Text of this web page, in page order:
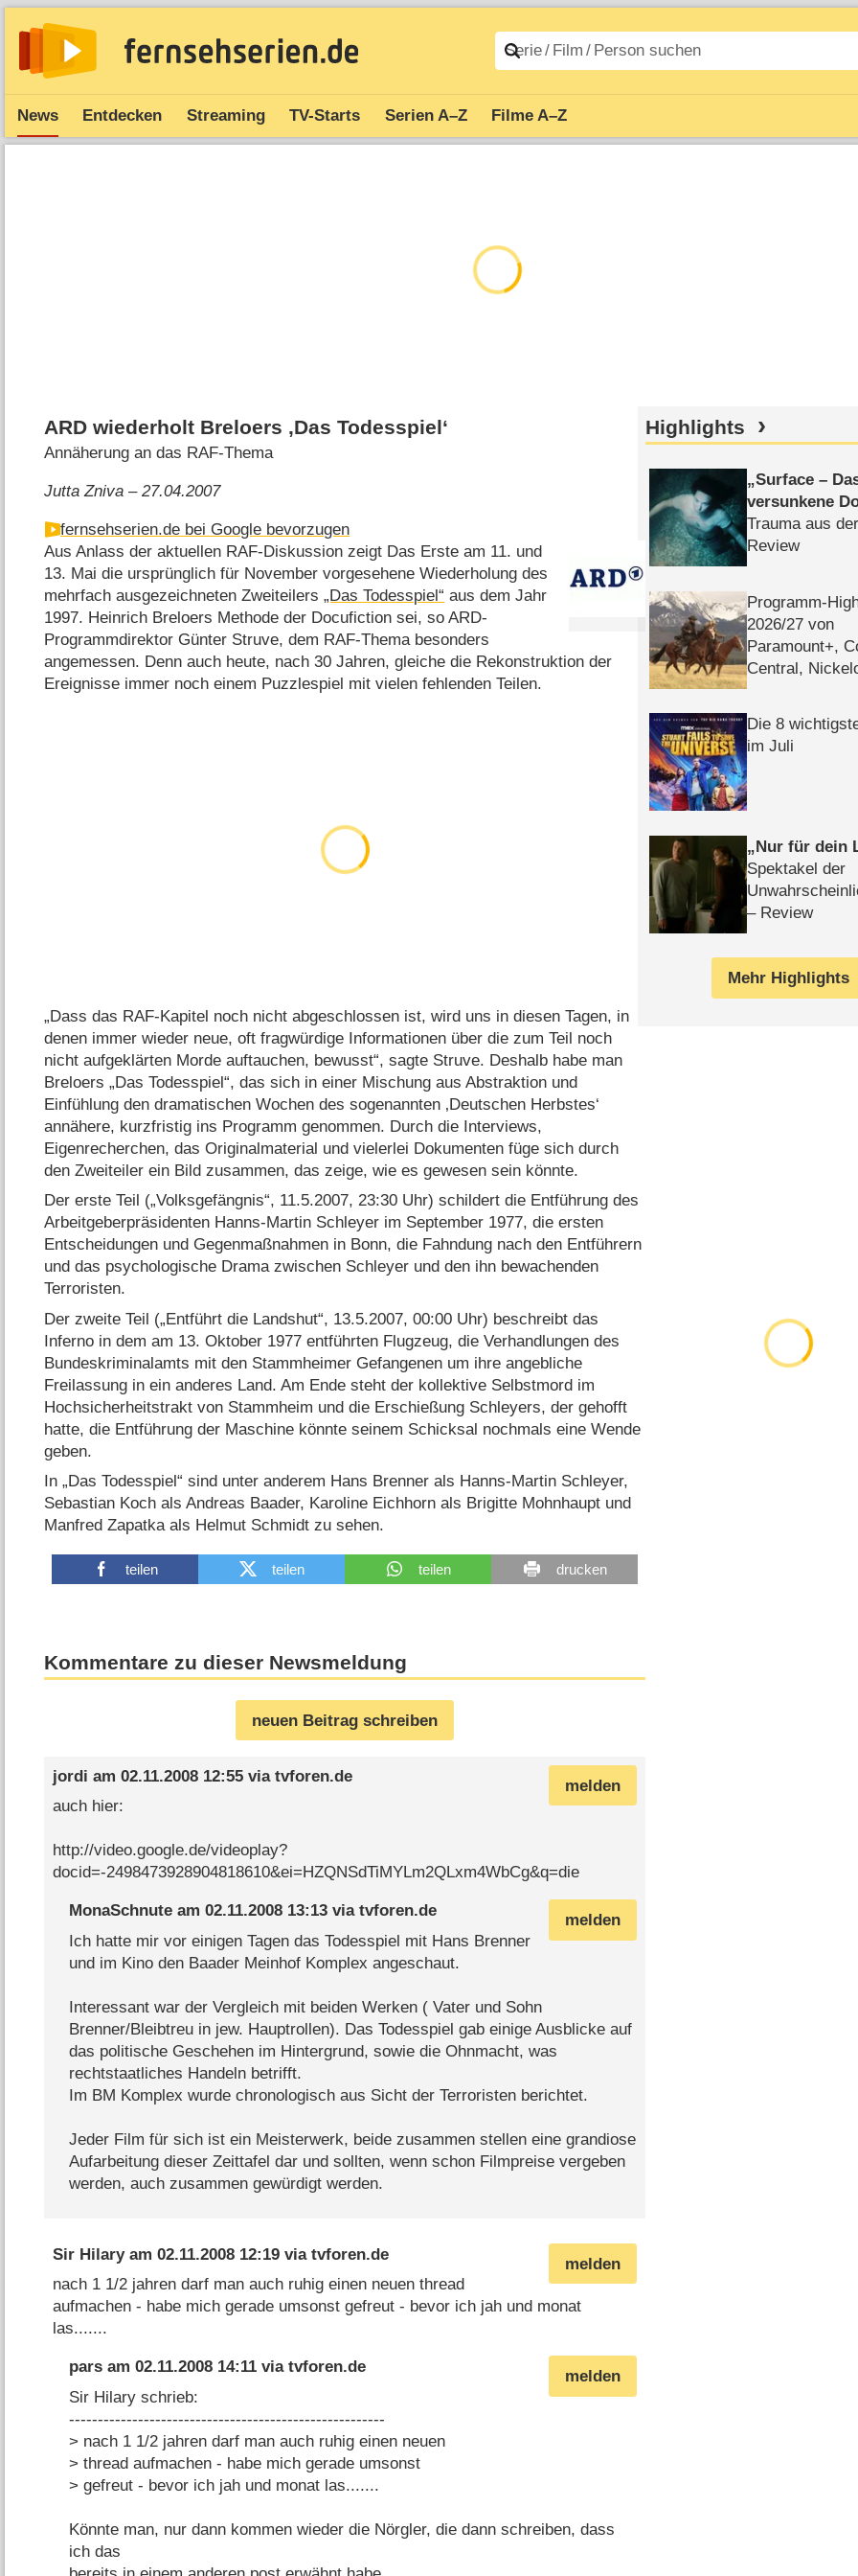
News Entdecken Streaming TV-Starts Serien A–Z Filme A–Z
ARD wiederholt Breloers ‚Das Todesspiel‘
Annäherung an das RAF-Thema
Jutta Zniva – 27.04.2007
fernsehserien.de bei Google bevorzugen
Aus Anlass der aktuellen RAF-Diskussion zeigt Das Erste am 11. und
13. Mai die ursprünglich für November vorgesehene Wiederholung des
mehrfach ausgezeichneten Zweiteilers„Das Todesspiel“ aus dem Jahr
1997. Heinrich Breloers Methode der Docufiction sei, so ARD-
Programmdirektor Günter Struve, dem RAF-Thema besonders
angemessen. Denn auch heute, nach 30 Jahren, gleiche die Rekonstruktion der
Ereignisse immer noch einem Puzzlespiel mit vielen fehlenden Teilen.
„Dass das RAF-Kapitel noch nicht abgeschlossen ist, wird uns in diesen Tagen, in
denen immer wieder neue, oft fragwürdige Informationen über die zum Teil noch
nicht aufgeklärten Morde auftauchen, bewusst“, sagte Struve. Deshalb habe man
Breloers „Das Todesspiel“, das sich in einer Mischung aus Abstraktion und
Einfühlung den dramatischen Wochen des sogenannten ‚Deutschen Herbstes‘
annähere, kurzfristig ins Programm genommen. Durch die Interviews,
Eigenrecherchen, das Originalmaterial und vielerlei Dokumenten füge sich durch
den Zweiteiler ein Bild zusammen, das zeige, wie es gewesen sein könnte.
Der erste Teil („Volksgefängnis“, 11.5.2007, 23:30 Uhr) schildert die Entführung des
Arbeitgeberpräsidenten Hanns-Martin Schleyer im September 1977, die ersten
Entscheidungen und Gegenmaßnahmen in Bonn, die Fahndung nach den Entführern
und das psychologische Drama zwischen Schleyer und den ihn bewachenden
Terroristen.
Der zweite Teil („Entführt die Landshut“, 13.5.2007, 00:00 Uhr) beschreibt das
Inferno in dem am 13. Oktober 1977 entführten Flugzeug, die Verhandlungen des
Bundeskriminalamts mit den Stammheimer Gefangenen um ihre angebliche
Freilassung in ein anderes Land. Am Ende steht der kollektive Selbstmord im
Hochsicherheitstrakt von Stammheim und die Erschießung Schleyers, der gehofft
hatte, die Entführung der Maschine könnte seinem Schicksal nochmals eine Wende
geben.
In „Das Todesspiel“ sind unter anderem Hans Brenner als Hanns-Martin Schleyer,
Sebastian Koch als Andreas Baader, Karoline Eichhorn als Brigitte Mohnhaupt und
Manfred Zapatka als Helmut Schmidt zu sehen.
teilen teilen teilen drucken
Kommentare zu dieser Newsmeldung
neuen Beitrag schreiben
melden
jordi am 02.11.2008 12:55via tvforen.de
auch hier:
http://video.google.de/videoplay?
docid=-2498473928904818610&ei=HZQNSdTiMYLm2QLxm4WbCg&q=die
melden
MonaSchnuteam 02.11.2008 13:13via tvforen.de
Ich hatte mir vor einigen Tagen das Todesspiel mit Hans Brenner
und im Kino den Baader Meinhof Komplex angeschaut.
Interessant war der Vergleich mit beiden Werken ( Vater und Sohn
Brenner/Bleibtreu in jew. Hauptrollen). Das Todesspiel gab einige Ausblicke auf
das politische Geschehen im Hintergrund, sowie die Ohnmacht, was
rechtstaatliches Handeln betrifft.
Im BM Komplex wurde chronologisch aus Sicht der Terroristen berichtet.
Jeder Film für sich ist ein Meisterwerk, beide zusammen stellen eine grandiose
Aufarbeitung dieser Zeittafel dar und sollten, wenn schon Filmpreise vergeben
werden, auch zusammen gewürdigt werden.
melden
Sir Hilaryam 02.11.2008 12:19via tvforen.de
nach 1 1/2 jahren darf man auch ruhig einen neuen thread
aufmachen - habe mich gerade umsonst gefreut - bevor ich jah und monat
las.......
melden
parsam 02.11.2008 14:11via tvforen.de
Sir Hilary schrieb:
-------------------------------------------------------
> nach 1 1/2 jahren darf man auch ruhig einen neuen
> thread aufmachen - habe mich gerade umsonst
> gefreut - bevor ich jah und monat las.......
Könnte man, nur dann kommen wieder die Nörgler, die dann schreiben, dass
ich das
Highlights
Surface –
versunkene
Trauma aus
Review
Programm-
2026/​27 von
Paramount+,
Central,
Die 8
im Juli
Nur für dein
Spektakel der
– Review
Mehr Highlights